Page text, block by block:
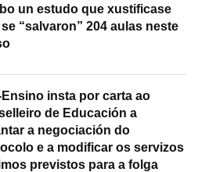
un estudo que xustificase
“salvaron” 204 aulas neste
Ensino insta por carta ao
de Educación a
a negociación do
e a modificar os servizos
previstos para a folga